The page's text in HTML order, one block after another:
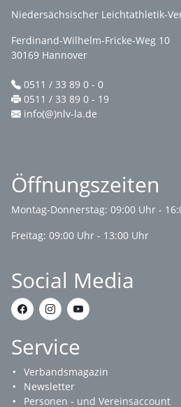
Niedersächsischer Leichtathletik-
Ferdinand-Wilhelm-Fricke-Weg 10
30169 Hannover
0511 / 33 89 0 - 0
0511 / 33 89 0 - 19
info(@)nlv-la.de
Öffnungszeiten
Montag-Donnerstag: 09:00 Uhr -
Freitag: 09:00 Uhr - 13:00 Uhr
Social Media
Service
Verbandsmagazin
Newsletter
Personen - und Vereinsaccount